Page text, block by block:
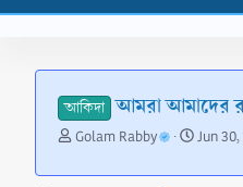
আকিদা আমরা আমাদের
T
r
Golam Rabby
S
a
Jun 30,